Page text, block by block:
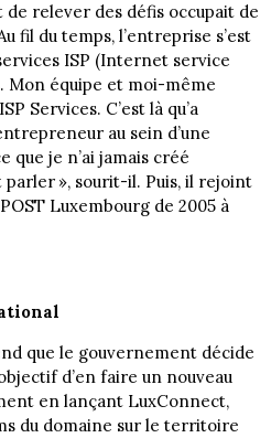
relever des défis occupait de
fil du temps, l’entreprise s’est
ISP (Internet service
Mon équipe et moi-même
Services. C’est là qu’a
au sein d’une
que je n’ai jamais créé
», sourit-il. Puis, il rejoint
Luxembourg de 2005 à
que le gouvernement décide
d’en faire un nouveau
en lançant LuxConnect,
du domaine sur le territoire